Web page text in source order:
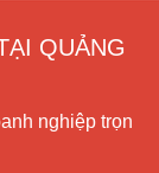
QUẢNG
nghiệp trọn